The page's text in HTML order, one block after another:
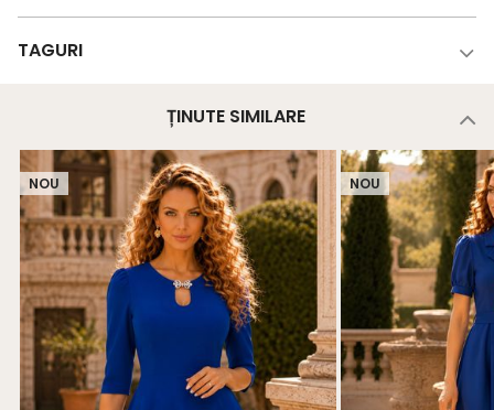
TAGURI
ȚINUTE SIMILARE
NOU NOU